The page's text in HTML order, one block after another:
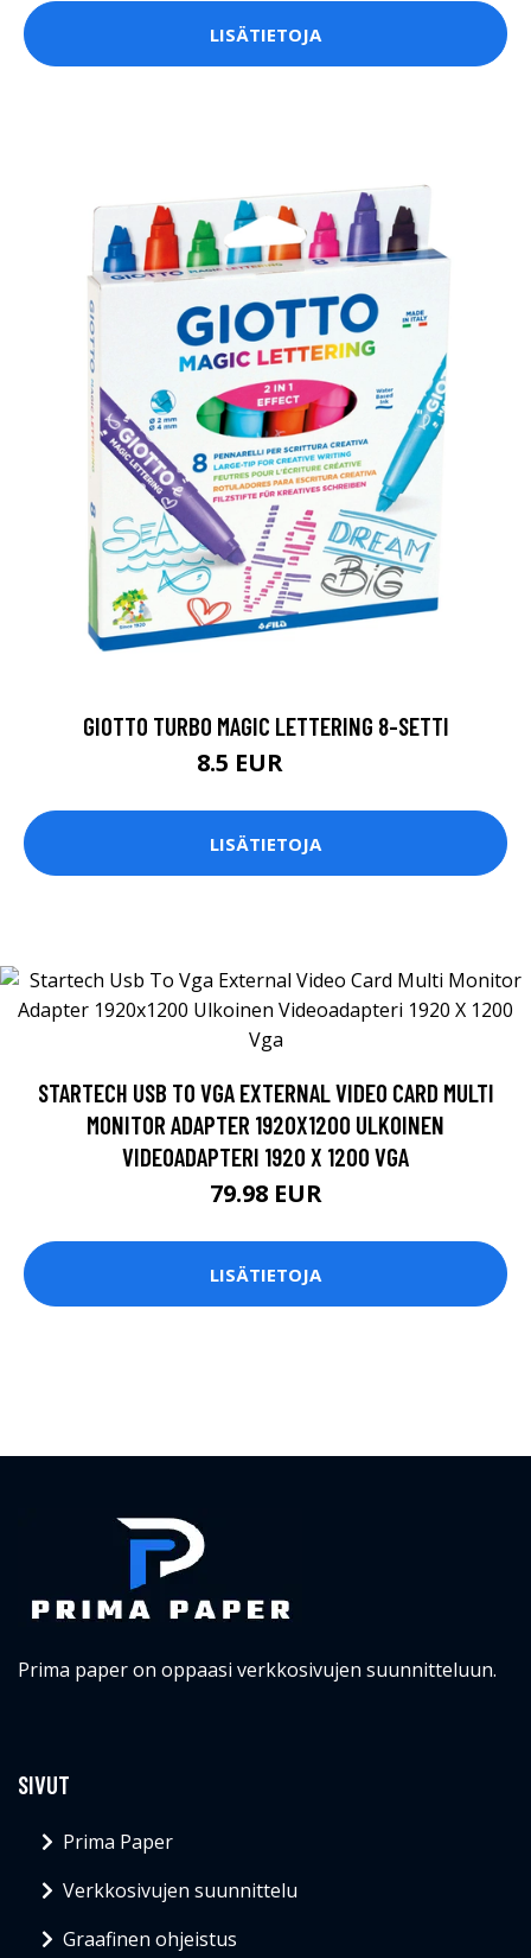
LISÄTIETOJA
GIOTTO TURBO MAGIC LETTERING 8-SETTI
8.5 EUR
LISÄTIETOJA
STARTECH USB TO VGA EXTERNAL VIDEO CARD MULTI
MONITOR ADAPTER 1920X1200 ULKOINEN
VIDEOADAPTERI 1920 X 1200 VGA
79.98 EUR
LISÄTIETOJA
Prima paper on oppaasi verkkosivujen suunnitteluun.
SIVUT
Prima Paper
Verkkosivujen suunnittelu
Graafinen ohjeistus